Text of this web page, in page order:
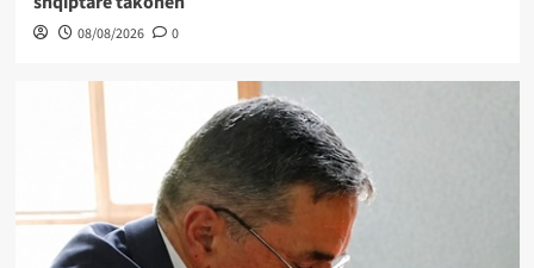
08/08/2026 0